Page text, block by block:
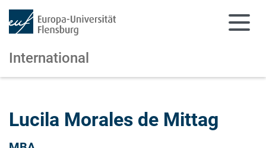
International
Lucila Morales de Mittag